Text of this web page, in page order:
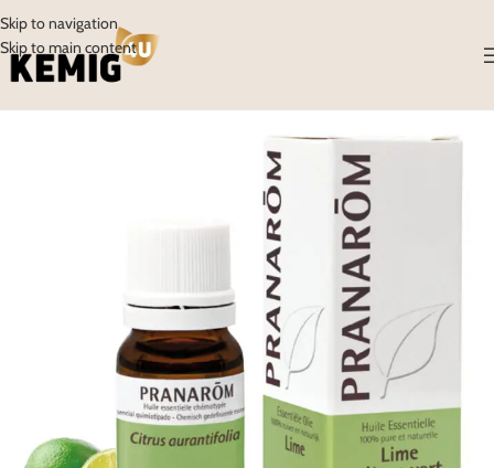
Skip to navigation
Skip to main content